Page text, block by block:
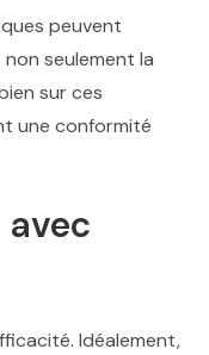
peuvent
seulement la
sur ces
une conformité
Idéalement,